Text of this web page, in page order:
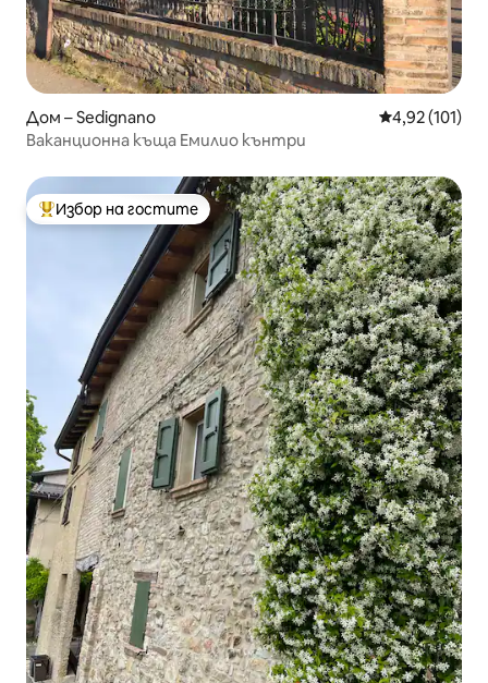
Дом – Sedignano Средна
4,92 (101)
Ваканционна къща Емилио кънтри
Най-популярен избор на гостите
Избор на гостите